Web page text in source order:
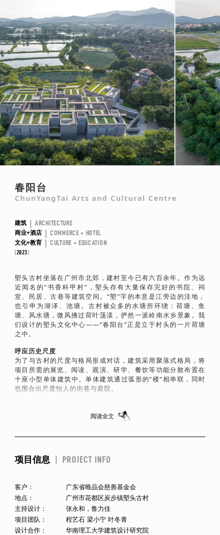
春阳台
ChunYangTai Arts and Cultural Centre
建筑 | ARCHITECTURE
商业+酒店 | COMMERCE + HOTEL
文化+教育 | CULTURE + EDUCATION
2023
塱头古村坐落在广州市北郊，建村至今已有六百余年。作为远
近闻名的“书香科甲村”，塱头存有大量保存完好的书院、祠
堂、民居、古巷等建筑空间。“塱”字的本意是江旁边的洼地，
也引申为湖泽、池塘。古村被众多的水塘所环绕：荷塘、鱼
塘、风水塘，微风拂过荷叶荡漾，俨然一派岭南水乡景象。我
们设计的塱头文化中心——“春阳台”正是立于村头的一片荷塘
之中。
呼应历史尺度
为了与古村的尺度与格局形成对话，建筑采用聚落式格局，将
项目所需的展览、阅读、观演、研学、餐饮等功能分散布置在
十座小型单体建筑中。单体建筑通过弧形的“楼”相串联，同时
也围合出尺度怡人的街巷与庭院。
我们在建筑屋面设置了近三十组不同尺寸的种植池，其中茂盛
意在打造一处根植于塱头的乡土文化设施。作为对“龙船脊”以
及“月梁”等岭南建筑元素的当代演绎，建筑立面上的月牙形开
窗既为建筑内部空间带来更加微妙和柔和的采光，又是观察环
境的弧形画框，同时也是春阳台标志性的建筑符号。
阅读全文
项目信息 | PROJECT INFO
客户：
广东省唯品会慈善基金会
地点：
广州市花都区炭步镇塱头古村
主持设计：
张永和，鲁力佳
项目团队：
程艺石 梁小宁 叶冬青
设计合作：
华南理工大学建筑设计研究院